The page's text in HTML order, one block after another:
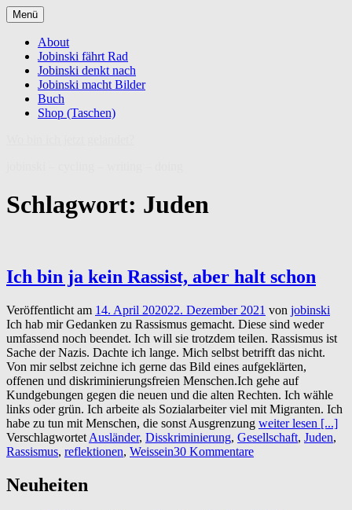
Zum
Inhalt
springen
Menü
About
Jobinski fährt Rad
Jobinski denkt nach
Jobinski macht Bilder
Buch
Shop (Taschen)
Schlagwort: Juden
Ich bin ja kein Rassist, aber halt schon
Veröffentlicht am 14. April 202022. Dezember 2021 von jobinski
Ich hab mir Gedanken zu Rassismus gemacht. Diese sind weder
umfassend noch beendet. Ich will sie trotzdem teilen. Rassismus ist
Sache der Nazis. Dachte ich lange. Mich selbst betrifft das nicht.
Von mir selbst zeichne ich gerne das Bild eines aufgeklärten,
offenen und diskriminierungsfreien Menschen.Ich gehe auf
Kundgebungen gegen die neuen und die alten Rechten. Ich wähle
links oder grün. Ich arbeite als Sozialarbeiter viel mit Migranten. Ich
habe zu tun mit Menschen, die sonst Ausgrenzung weiter lesen [...]
Verschlagwortet Ausländer, Disskriminierung, Gesellschaft, Juden,
Rassismus, reflektionen, Weissein30 Kommentare
Neuheiten